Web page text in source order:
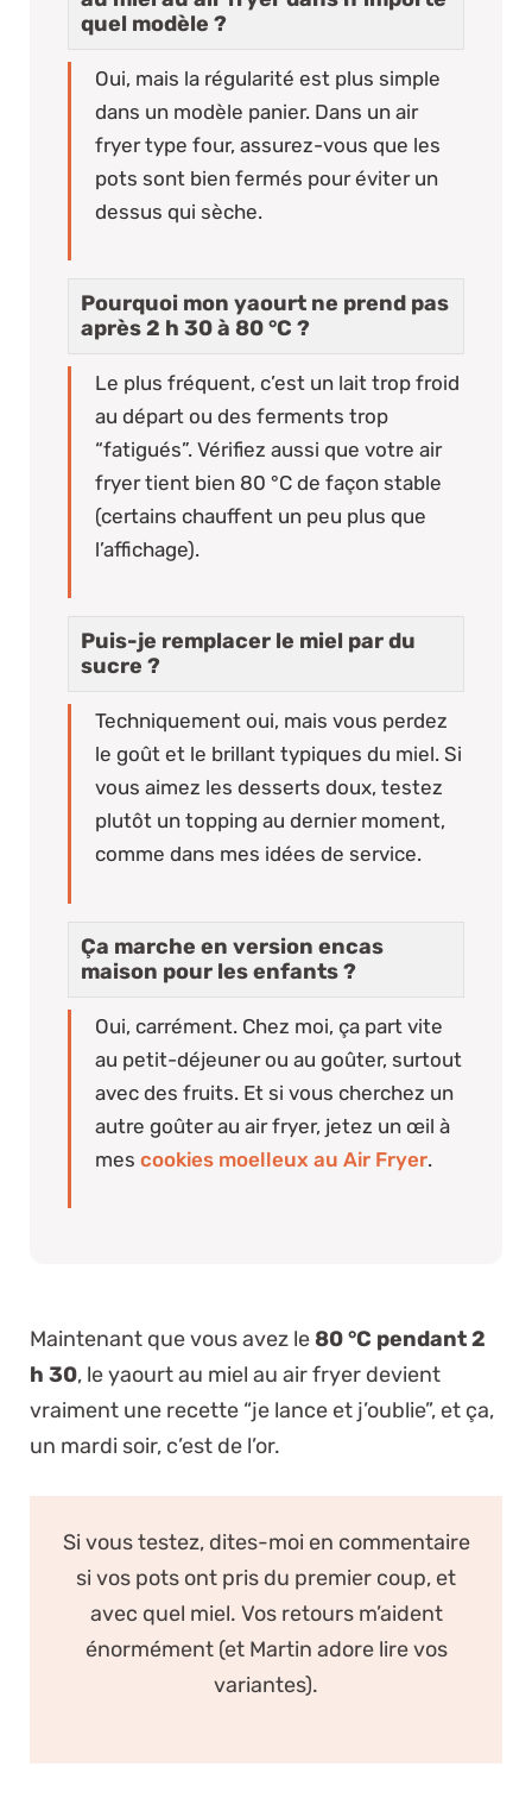
quel modèle ?
Oui, mais la régularité est plus simple
dans un modèle panier. Dans un air
fryer type four, assurez-vous que les
pots sont bien fermés pour éviter un
dessus qui sèche.
Pourquoi mon yaourt ne prend pas
après 2 h 30 à 80 °C ?
Le plus fréquent, c’est un lait trop froid
au départ ou des ferments trop
“fatigués”. Vérifiez aussi que votre air
fryer tient bien 80 °C de façon stable
(certains chauffent un peu plus que
l’affichage).
Puis-je remplacer le miel par du
sucre ?
Techniquement oui, mais vous perdez
le goût et le brillant typiques du miel. Si
vous aimez les desserts doux, testez
plutôt un topping au dernier moment,
comme dans mes idées de service.
Ça marche en version encas
maison pour les enfants ?
Oui, carrément. Chez moi, ça part vite
au petit-déjeuner ou au goûter, surtout
avec des fruits. Et si vous cherchez un
autre goûter au air fryer, jetez un œil à
mes cookies moelleux au Air Fryer.
Maintenant que vous avez le80 °C pendant 2
h 30, le yaourt au miel au air fryer devient
vraiment une recette “je lance et j’oublie”, et ça,
un mardi soir, c’est de l’or.
Si vous testez, dites-moi en commentaire
si vos pots ont pris du premier coup, et
avec quel miel. Vos retours m’aident
énormément (et Martin adore lire vos
variantes).